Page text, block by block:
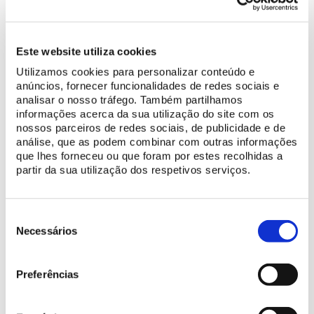
Este website utiliza cookies
Utilizamos cookies para personalizar conteúdo e
anúncios, fornecer funcionalidades de redes sociais e
analisar o nosso tráfego. Também partilhamos
informações acerca da sua utilização do site com os
nossos parceiros de redes sociais, de publicidade e de
análise, que as podem combinar com outras informações
que lhes forneceu ou que foram por estes recolhidas a
partir da sua utilização dos respetivos serviços.
Necessários
Preferências
Divino Sospiro
enfrenta o repertório antigo sem, no entanto, abdicar do seu
próprio instinto criativo. Foi criada com a vontade de despertar
reflexão sobre o sentido da música e dos músicos.
Desde a sua criação, participou em alguns dos mais prestigiados